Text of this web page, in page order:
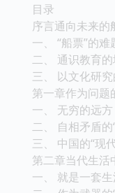
目录
序言通向未来的
一、 “船票”的难
二、 通识教育
三、 以文化研
第一章作为问题
一、 无穷的远
二、 自相矛盾的
三、 中国的“现
第二章当代生活
一、 就是一套